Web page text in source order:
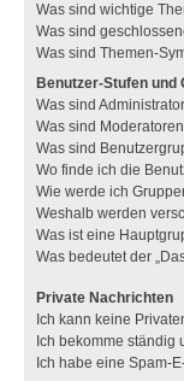
Was sind wichtige
Was sind
Was sind Themen-
Benutzer-Stufen und
Was sind
Was sind
Was sind
Wo finde ich die
Wie werde ich
Weshalb werden
Was ist eine
Was bedeutet der
Private Nachrichten
Ich kann keine
Ich bekomme ständig
Ich habe eine Spam-